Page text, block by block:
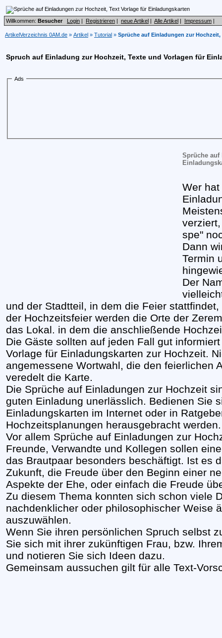
Willkommen: Besucher Login | Registrieren | neue Artikel | Alle Artikel | Impressum |
ArtikelVerzeichnis 0AM.de » Artikel » Tutorial » Sprüche auf Einladungen zur
Spruch auf Einladung zur Hochzeit, Texte und Vorlagen für
Ads
Sprüche auf
Wer
spe"
Dann
Termin
Der
und der Stadtteil, in dem die Feier
der Hochzeitsfeier werden die Orte der
das Lokal. in dem die anschließende
Die Gäste sollten auf jeden Fall gut
Vorlage für Einladungskarten zur Hochzeit.
angemessene Wortwahl, die den feierlichen
veredelt die Karte.
Die Sprüche auf Einladungen zur Hochzeit
guten Einladung unerlässlich. Bedienen Sie
Einladungskarten im Internet oder in
Hochzeitsplanungen herausgebracht werden.
Vor allem Sprüche auf Einladungen zur
Freunde, Verwandte und Kollegen sollen
das Brautpaar besonders beschäftigt. Ist es
Zukunft, die Freude über den Beginn einer
Aspekte der Ehe, oder einfach die Freude
Zu diesem Thema konnten sich schon viele
nachdenklicher oder philosophischer Weise
auszuwählen.
Wenn Sie ihren persönlichen Spruch selbst
Sie sich mit ihrer zukünftigen Frau, bzw.
und notieren Sie sich Ideen dazu.
Gemeinsam aussuchen gilt für alle Text-